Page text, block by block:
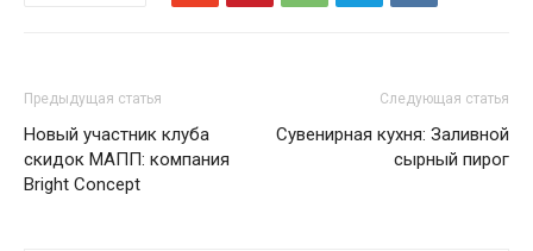
Предыдущая статья
Новый участник клуба
скидок МАПП: компания
Bright Concept
Следующая статья
Сувенирная кухня: Заливной
сырный пирог